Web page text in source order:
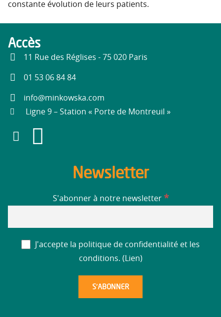
constante évolution de leurs patients.
Accès
11 Rue des Réglises - 75 020 Paris
01 53 06 84 84
info@minkowska.com
Ligne 9 – Station « Porte de Montreuil »
Newsletter
S'abonner à notre newsletter *
J'accepte la politique de confidentialité et les
conditions. ( Lien)